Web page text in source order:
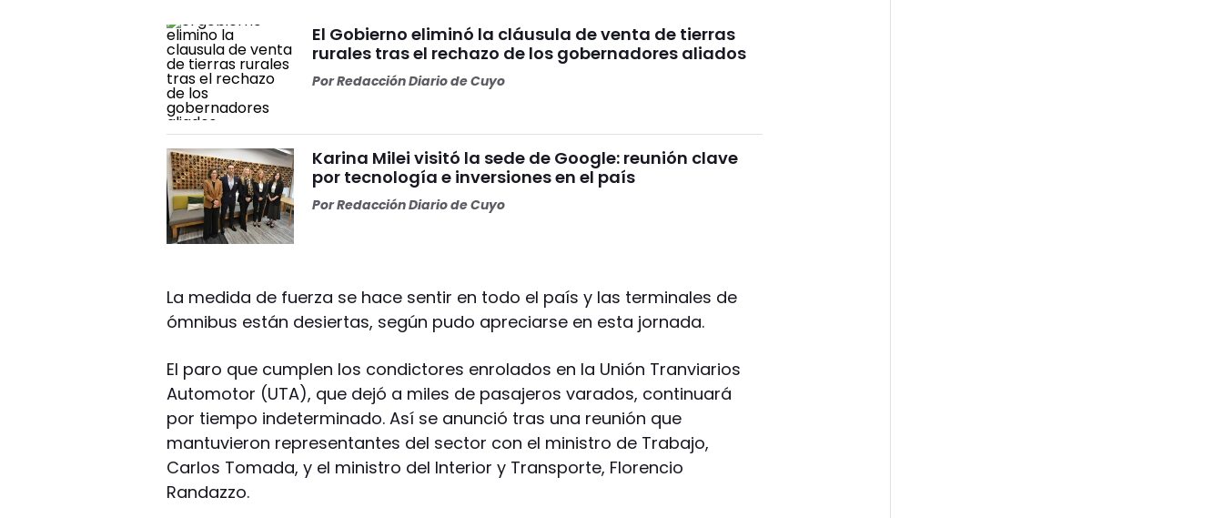
El Gobierno eliminó la cláusula de venta de tierras
rurales tras el rechazo de los gobernadores aliados
PorRedacción Diario de Cuyo
Karina Milei visitó la sede de Google: reunión clave
por tecnología e inversiones en el país
PorRedacción Diario de Cuyo
La medida de fuerza se hace sentir en todo el país y las terminales de
ómnibus están desiertas, según pudo apreciarse en esta jornada.
El paro que cumplen los condictores enrolados en la Unión Tranviarios
Automotor (UTA), que dejó a miles de pasajeros varados, continuará
por tiempo indeterminado. Así se anunció tras una reunión que
mantuvieron representantes del sector con el ministro de Trabajo,
Carlos Tomada, y el ministro del Interior y Transporte, Florencio
Randazzo.